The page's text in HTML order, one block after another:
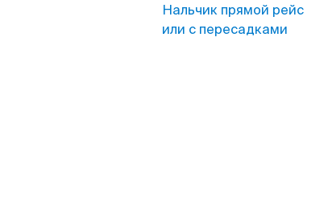
Нальчик прямой рейс
или с пересадками